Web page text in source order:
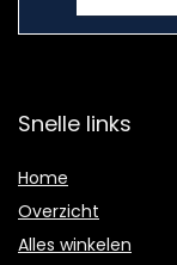
Snelle links
Home
Overzicht
Alles winkelen